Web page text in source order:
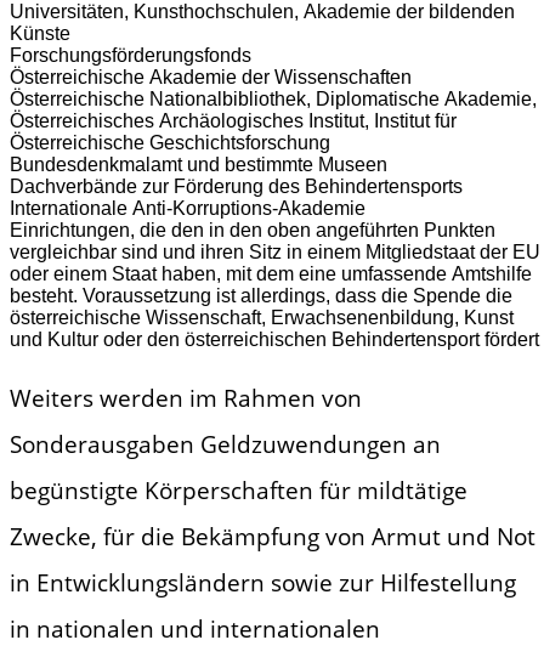
Universitäten, Kunsthochschulen, Akademie der bildenden
Künste
Forschungsförderungsfonds
Österreichische Akademie der Wissenschaften
Österreichische Nationalbibliothek, Diplomatische Akademie,
Österreichisches Archäologisches Institut, Institut für
Österreichische Geschichtsforschung
Bundesdenkmalamt und bestimmte Museen
Dachverbände zur Förderung des Behindertensports
Internationale Anti-Korruptions-Akademie
Einrichtungen, die den in den oben angeführten Punkten
vergleichbar sind und ihren Sitz in einem Mitgliedstaat der EU
oder einem Staat haben, mit dem eine umfassende Amtshilfe
besteht. Voraussetzung ist allerdings, dass die Spende die
österreichische Wissenschaft, Erwachsenenbildung, Kunst
und Kultur oder den österreichischen Behindertensport fördert
Weiters werden im Rahmen von
Sonderausgaben Geldzuwendungen an
begünstigte Körperschaften für mildtätige
Zwecke, für die Bekämpfung von Armut und Not
in Entwicklungsländern sowie zur Hilfestellung
in nationalen und internationalen